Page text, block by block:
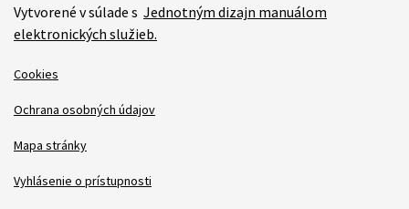
Vytvorené v súlade s Jednotným dizajn manuálom
elektronických služieb.
Cookies
Ochrana osobných údajov
Mapa stránky
Vyhlásenie o prístupnosti